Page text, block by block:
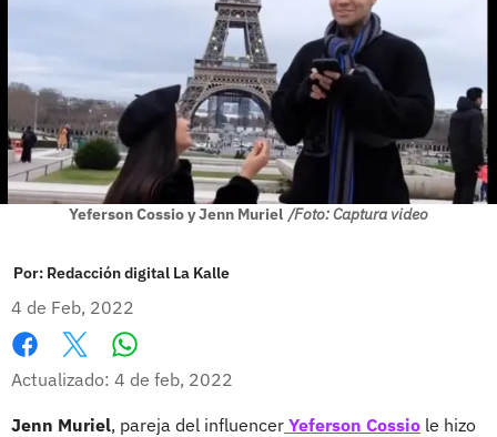
Yeferson Cossio y Jenn Muriel /Foto: Captura video
Por: Redacción digital La Kalle
4 de Feb, 2022
Facebook
X
Actualizado: 4 de feb, 2022
Jenn Muriel, pareja del influencer Yeferson Cossio le hizo